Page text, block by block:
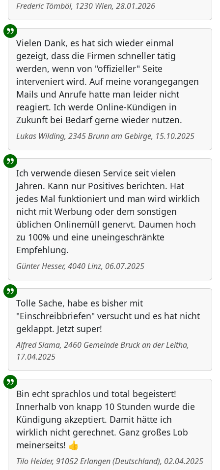
Frederic Tömböl, 1230 Wien, 28.01.2026
Vielen Dank, es hat sich wieder einmal
gezeigt, dass die Firmen schneller tätig
werden, wenn von "offizieller" Seite
interveniert wird. Auf meine vorangegangen
Mails und Anrufe hatte man leider nicht
reagiert. Ich werde Online-Kündigen in
Zukunft bei Bedarf gerne wieder nutzen.
Lukas Wilding, 2345Brunn am Gebirge, 15.10.2025
Ich verwende diesen Service seit vielen
Jahren. Kann nur Positives berichten. Hat
jedes Mal funktioniert und man wird wirklich
nicht mit Werbung oder dem sonstigen
üblichen Onlinemüll genervt. Daumen hoch
zu 100% und eine uneingeschränkte
Empfehlung.
Günter Hesser, 4040Linz, 06.07.2025
Tolle Sache, habe es bisher mit
"Einschreibbriefen" versucht und es hat nicht
geklappt. Jetzt super!
Alfred Slama, 2460 Gemeinde Bruck an der Leitha,
17.04.2025
Bin echt sprachlos und total begeistert!
Innerhalb von knapp 10 Stunden wurde die
Kündigung akzeptiert. Damit hätte ich
wirklich nicht gerechnet. Ganz großes Lob
meinerseits! 👍
Tilo Heider, 91052Erlangen(Deutschland), 02.04.2025